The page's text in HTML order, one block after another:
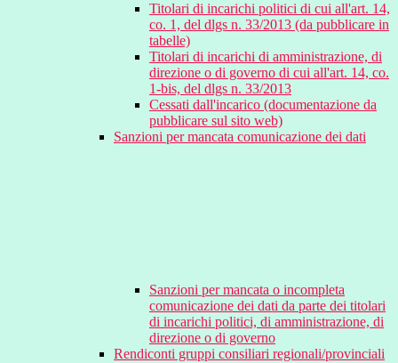
Titolari di incarichi politici di cui all'art. 14,
co. 1, del dlgs n. 33/2013 (da pubblicare in
tabelle)
Titolari di incarichi di amministrazione, di
direzione o di governo di cui all'art. 14, co.
1-bis, del dlgs n. 33/2013
Cessati dall'incarico (documentazione da
pubblicare sul sito web)
Sanzioni per mancata comunicazione dei dati
Sanzioni per mancata o incompleta
comunicazione dei dati da parte dei titolari
di incarichi politici, di amministrazione, di
direzione o di governo
Rendiconti gruppi consiliari regionali/provinciali